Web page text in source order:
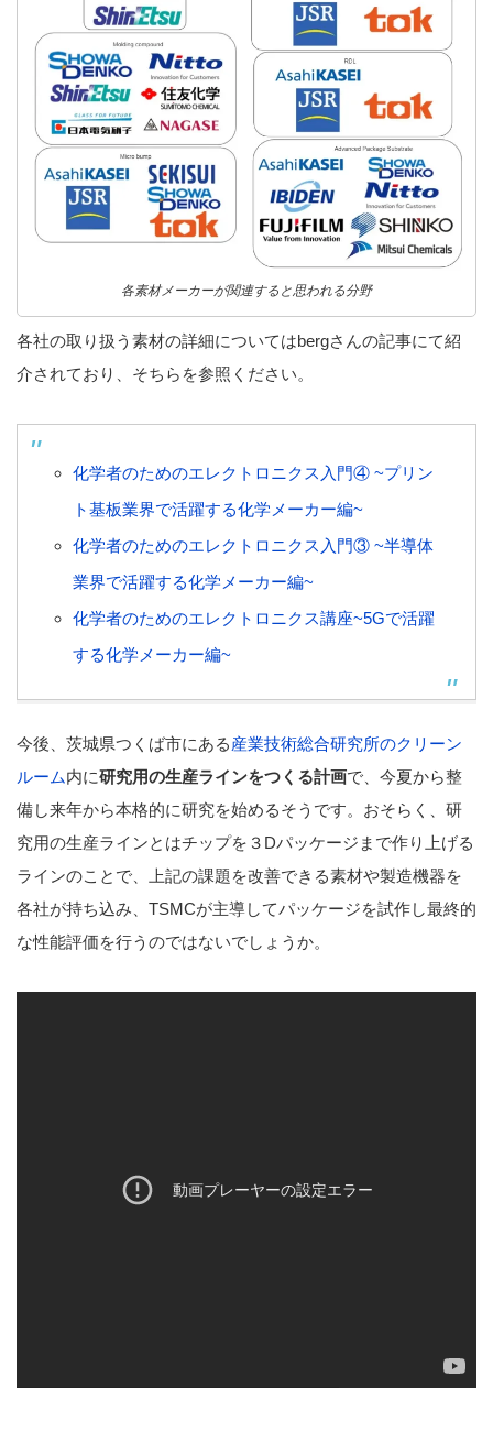
各素材メーカーが関連すると思われる分野
各社の取り扱う素材の詳細についてはbergさんの記事にて紹
介されており、そちらを参照ください。
化学者のためのエレクトロニクス入門④ ~プリン
ト基板業界で活躍する化学メーカー編~
化学者のためのエレクトロニクス入門③ ~半導体
業界で活躍する化学メーカー編~
化学者のためのエレクトロニクス講座~5Gで活躍
する化学メーカー編~
今後、茨城県つくば市にある産業技術総合研究所のクリーン
ルーム内に研究用の生産ラインをつくる計画で、今夏から整
備し来年から本格的に研究を始めるそうです。おそらく、研
究用の生産ラインとはチップを３Dパッケージまで作り上げる
ラインのことで、上記の課題を改善できる素材や製造機器を
各社が持ち込み、TSMCが主導してパッケージを試作し最終的
な性能評価を行うのではないでしょうか。